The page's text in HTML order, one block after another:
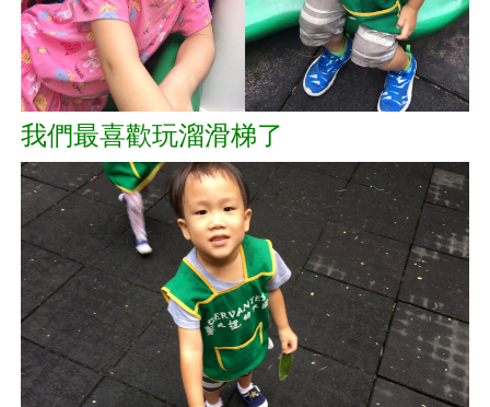
我們最喜歡玩溜滑梯了